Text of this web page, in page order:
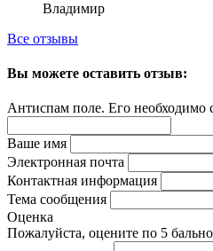
Владимир
Все отзывы
Вы можете оставить отзыв:
Антиспам поле. Его необходимо
Ваше имя
Электронная почта
Контактная информация
Тема сообщения
Оценка
Пожалуйста, оцените по 5